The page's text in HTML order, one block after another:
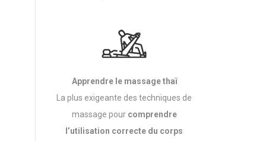
Apprendre le massage thaï
La plus exigeante des techniques de
massage pour comprendre
l’utilisation correcte du corps